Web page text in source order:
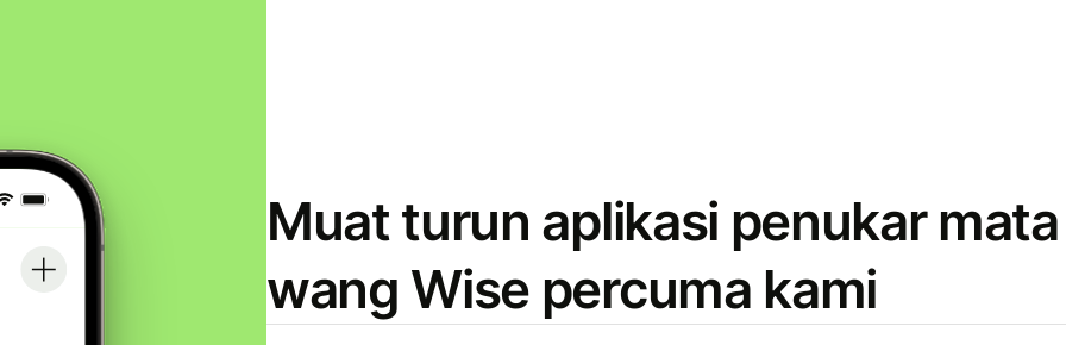
Muat turun aplikasi penukar mata
wang Wise percuma kami